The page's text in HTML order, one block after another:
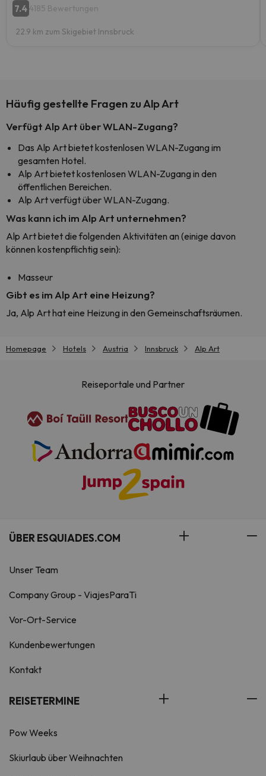
7.44185 Bewertungen
22.9 km zum Skigebiet Innsbruck
Häufig gestellte Fragen zu Alp Art
Verfügt Alp Art über WLAN-Zugang?
Das Alp Art bietet kostenlosen WLAN-Zugang im
gesamten Hotel.
Alp Art bietet kostenlosen WLAN-Zugang in den
öffentlichen Bereichen.
Alp Art verfügt über WLAN-Zugang.
Was kann ich im Alp Art unternehmen?
Alp Art bietet die folgenden Aktivitäten an (einige davon
können kostenpflichtig sein):
Masseur
Gibt es im Alp Art eine Heizung?
Ja, Alp Art hat eine Heizung in den Gemeinschaftsräumen.
Homepage Hotels Austria Innsbruck Alp Art
Reiseportale und Partner
ÜBER ESQUIADES.COM
Unser Team
Company Group - ViajesParaTi
Vor-Ort-Service
Kundenbewertungen
Kontakt
REISETERMINE
Pow Weeks
Skiurlaub über Weihnachten